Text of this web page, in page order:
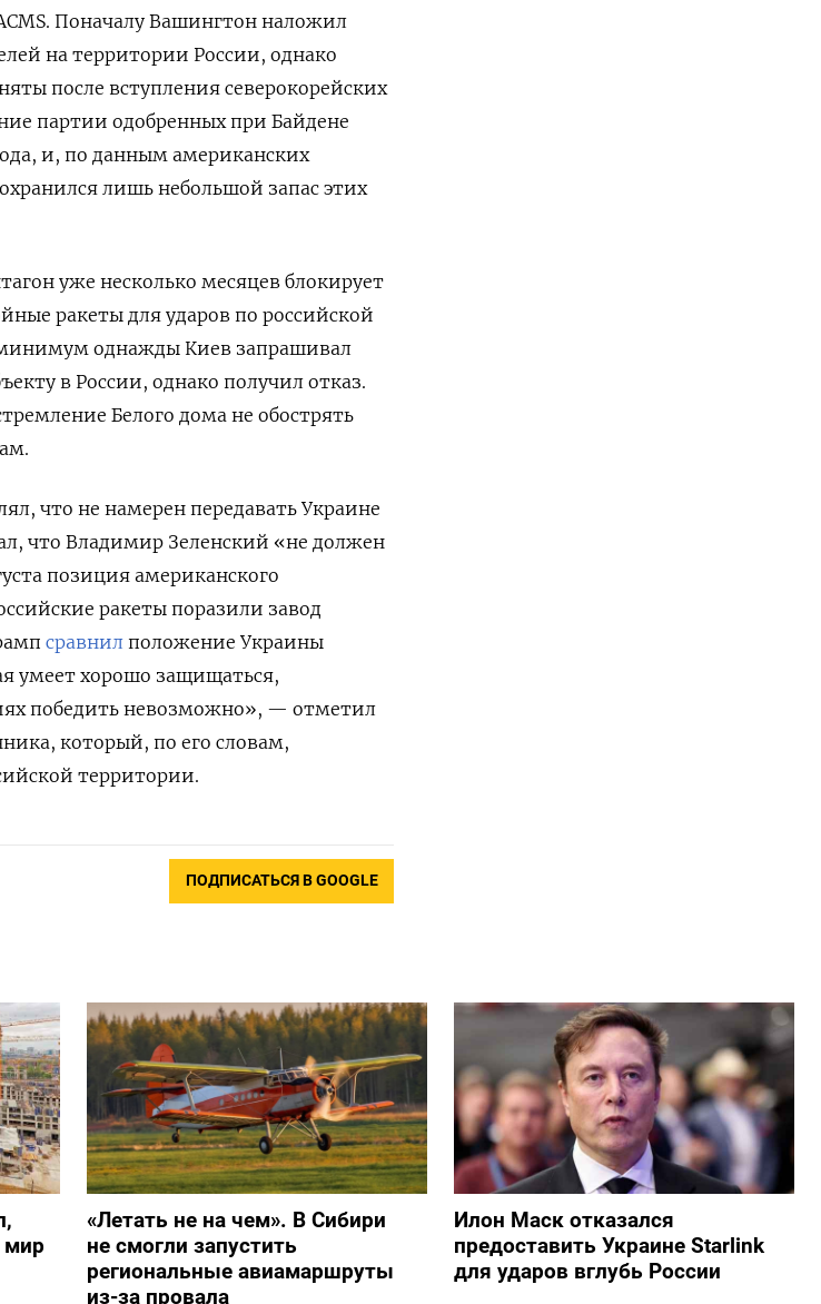
Поначалу Вашингтон наложил
на территории России, однако
после вступления северокорейских
партии одобренных при Байдене
и, по данным американских
лишь небольшой запас этих
уже несколько месяцев блокирует
ракеты для ударов по российской
однажды Киев запрашивал
в России, однако получил отказ.
Белого дома не обострять
что не намерен передавать Украине
что Владимир Зеленский «не должен
позиция американского
ракеты поразили завод
сравнил положение Украины
умеет хорошо защищаться,
победить невозможно», — отметил
который, по его словам,
территории.
ПОДПИСАТЬСЯ В GOOGLE
мир
«Летать не на чем». В Сибири
не смогли запустить
региональные авиамаршруты
из-за провала
Илон Маск отказался
предоставить Украине Starlink
для ударов вглубь России